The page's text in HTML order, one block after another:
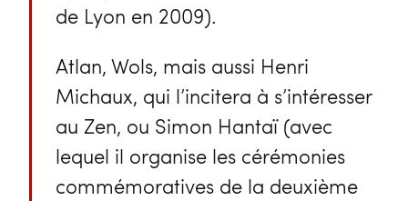
de Lyon en 2009).
Atlan, Wols, mais aussi Henri
Michaux, qui l’incitera à s’intéresser
au Zen, ou Simon Hantaï (avec
lequel il organise les cérémonies
commémoratives de la deuxième